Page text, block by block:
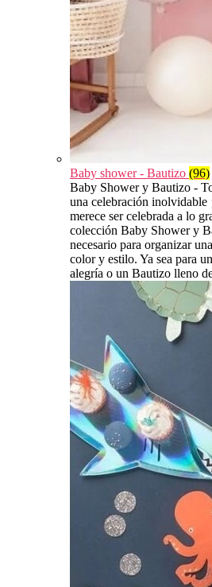
Baby shower - Bautizo (96)
Baby Shower y Bautizo -
una celebración inolvidable
merece ser celebrada a lo
colección Baby Shower y
necesario para organizar
color y estilo. Ya sea para
alegría o un Bautizo lleno